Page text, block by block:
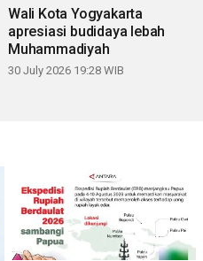
Wali Kota Yogyakarta
apresiasi budidaya lebah
Muhammadiyah
30 July 2026 19:28 WIB